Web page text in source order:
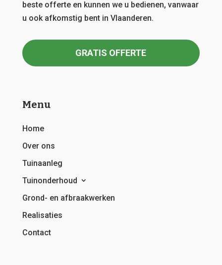
beste offerte en kunnen we u bedienen, vanwaar
u ook afkomstig bent in Vlaanderen.
GRATIS OFFERTE
Menu
Home
Over ons
Tuinaanleg
Tuinonderhoud
Grond- en afbraakwerken
Realisaties
Contact